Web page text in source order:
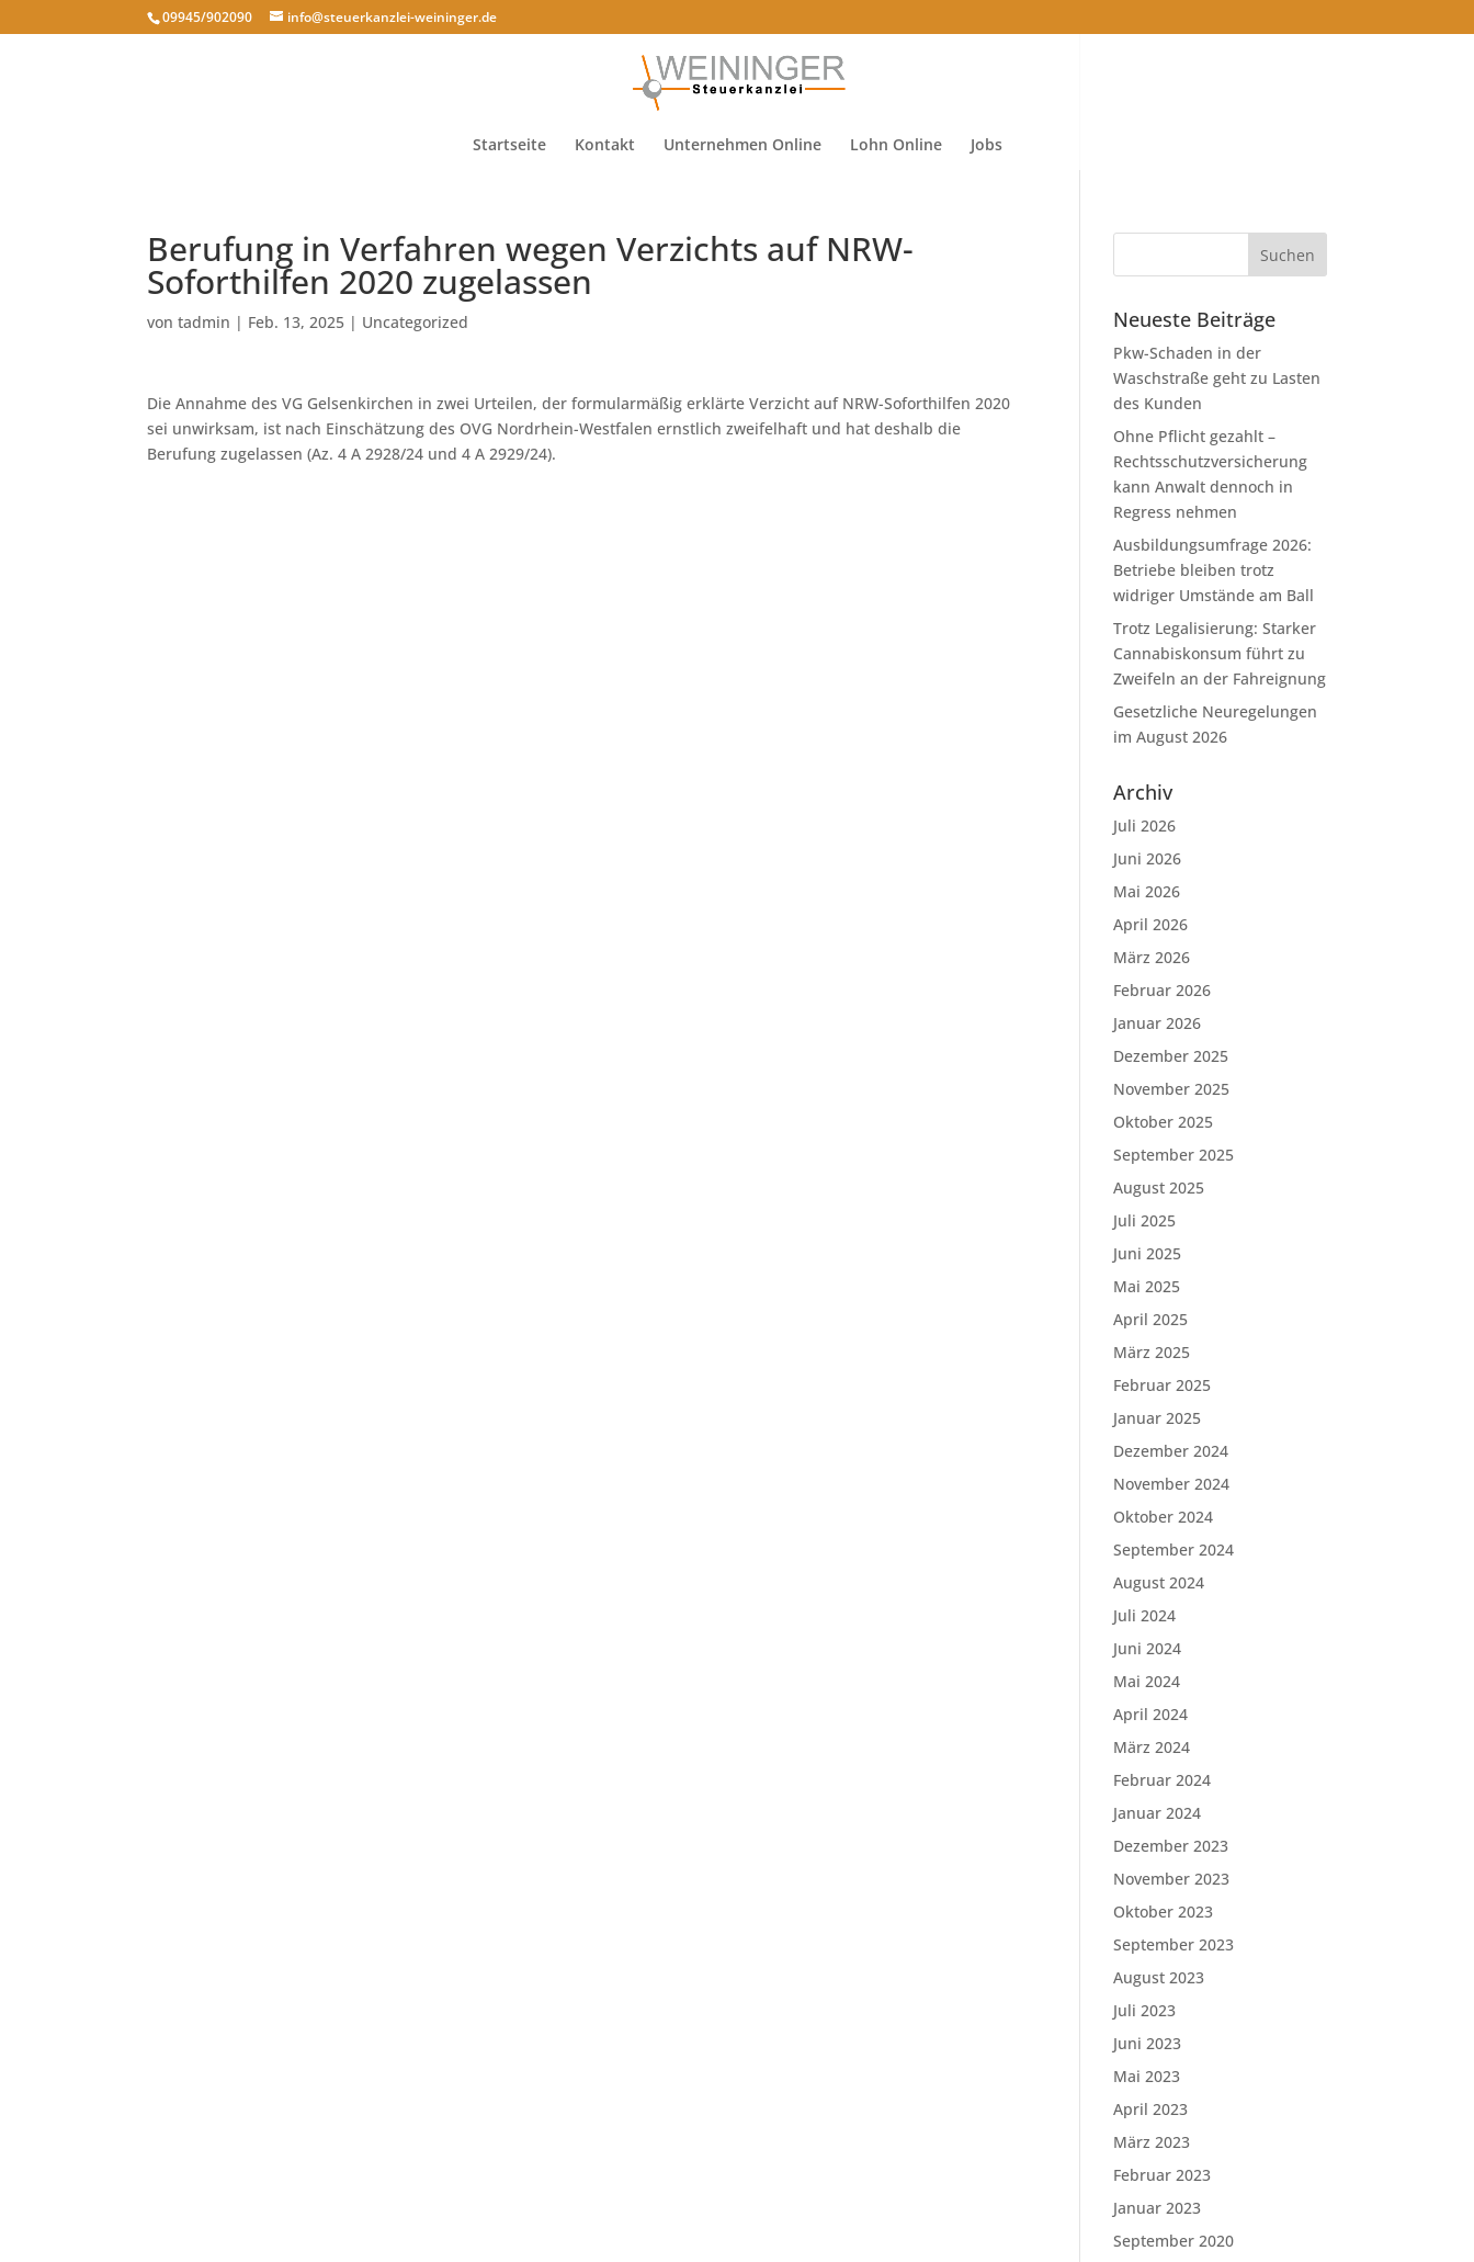
09945/902090 info@steuerkanzlei-weininger.de
Startseite Kontakt Unternehmen Online Lohn Online Jobs
Berufung in Verfahren wegen Verzichts auf NRW-
Soforthilfen 2020 zugelassen
vontadmin | Feb. 13, 2025 | Uncategorized
Die Annahme des VG Gelsenkirchen in zwei Urteilen, der formularmäßig erklärte Verzicht auf NRW-Soforthilfen 2020
sei unwirksam, ist nach Einschätzung des OVG Nordrhein-Westfalen ernstlich zweifelhaft und hat deshalb die
Berufung zugelassen (Az. 4 A 2928/24 und 4 A 2929/24).
Neueste Beiträge
Pkw-Schaden in der
Waschstraße geht zu Lasten
des Kunden
Ohne Pflicht gezahlt –
Rechtsschutzversicherung
kann Anwalt dennoch in
Regress nehmen
Ausbildungsumfrage 2026:
Betriebe bleiben trotz
widriger Umstände am Ball
Trotz Legalisierung: Starker
Cannabiskonsum führt zu
Zweifeln an der Fahreignung
Gesetzliche Neuregelungen
im August 2026
Archiv
Juli 2026
Juni 2026
Mai 2026
April 2026
März 2026
Februar 2026
Januar 2026
Dezember 2025
November 2025
Oktober 2025
September 2025
August 2025
Juli 2025
Juni 2025
Mai 2025
April 2025
März 2025
Februar 2025
Januar 2025
Dezember 2024
November 2024
Oktober 2024
September 2024
August 2024
Juli 2024
Juni 2024
Mai 2024
April 2024
März 2024
Februar 2024
Januar 2024
Dezember 2023
November 2023
Oktober 2023
September 2023
August 2023
Juli 2023
Juni 2023
Mai 2023
April 2023
März 2023
Februar 2023
Januar 2023
September 2020